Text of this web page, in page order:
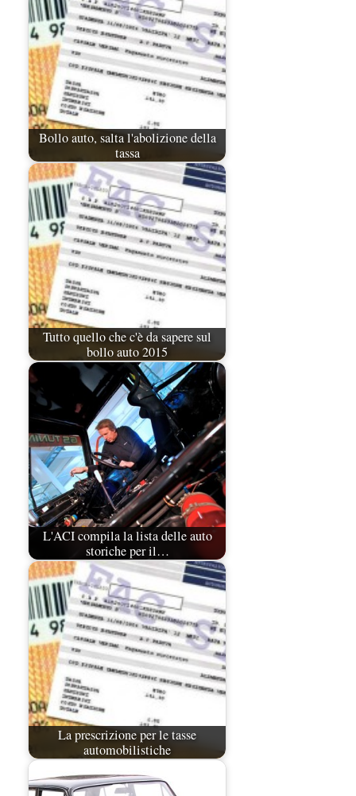
Bollo auto, salta l'abolizione della
tassa
Tutto quello che c'è da sapere sul
bollo auto 2015
L'ACI compila la lista delle auto
storiche per il…
La prescrizione per le tasse
automobilistiche